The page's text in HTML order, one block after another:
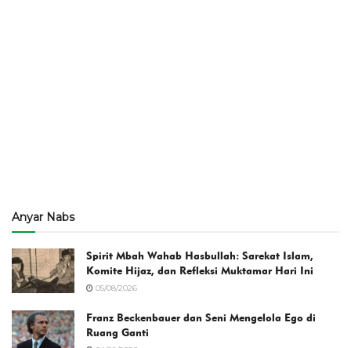
Anyar Nabs
Spirit Mbah Wahab Hasbullah: Sarekat Islam,
Komite Hijaz, dan Refleksi Muktamar Hari Ini
05/08/2026
Franz Beckenbauer dan Seni Mengelola Ego di
Ruang Ganti